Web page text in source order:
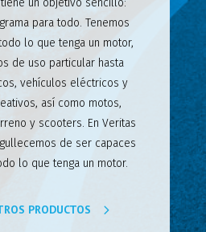
para todo. Tenemos
lo que tenga un motor,
de uso particular hasta
vehículos eléctricos y
así como motos,
y scooters. En Veritas
de ser capaces
lo que tenga un motor.
PRODUCTOS